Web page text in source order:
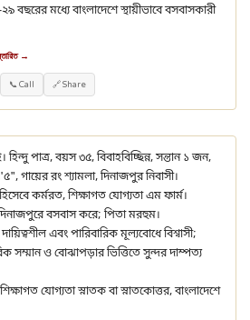
বছরের মধ্যে বাংলাদেশে স্থায়ীভাবে বসবাসকারী
→
📞 Call 🔗 Share
হিন্দু পাত্র, বয়স ৩৫, বিবাহবিচ্ছিন্ন, সন্তান ১ জন,
গায়ের রং শ্যামলা, দিনাজপুর নিবাসী।
কর্মরত, শিক্ষাগত যোগ্যতা এম ফার্ম।
বসবাস করে; পিতা মরহুম।
এবং পারিবারিক মূল্যবোধে বিশ্বাসী;
সম্মান ও বোঝাপড়ার ভিত্তিতে সুন্দর দাম্পত্য
যোগ্যতা স্নাতক বা স্নাতকোত্তর, বাংলাদেশে